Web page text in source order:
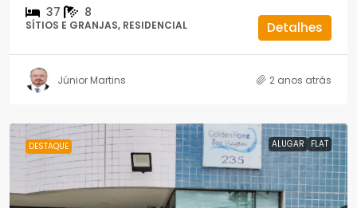
37 8
SÍTIOS E GRANJAS, RESIDENCIAL Detalhes
Júnior Martins 2 anos atrás
DESTAQUE ALUGAR FLAT